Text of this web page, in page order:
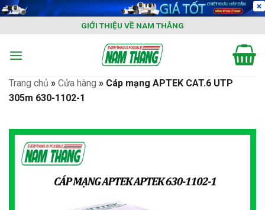
Skip
content
GIỚI THIỆU VỀ NAM THẮNG
Trang chủ » Cửa hàng » Cáp mạng APTEK CAT.6 UTP
305m 630-1102-1